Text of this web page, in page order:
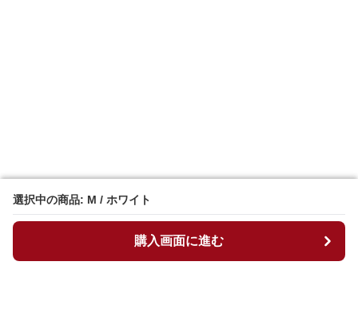
選択中の商品: M / ホワイト
購入画面に進む
選択中の商品: M / ホワイト
購入画面に進む